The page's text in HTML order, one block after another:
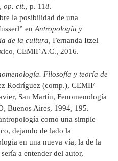
op. cit., p. 118.
la posibilidad de una
enAntropología y
de la cultura, Fernanda Itzel
CEMIF A.C., 2016.
Filosofía y teoría de
Rodríguez (comp.), CEMIF
San Martín, Fenomenología
Buenos Aires, 1994, 195.
como una simple
dejando de lado la
en una nueva vía, la de la
a entender del autor,